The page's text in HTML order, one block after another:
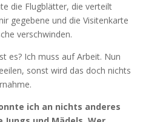
die Flugblätter, die verteilt
gegebene und die Visitenkarte
verschwinden.
es? Ich muss auf Arbeit. Nun
sonst wird das doch nichts
ich an nichts anderes